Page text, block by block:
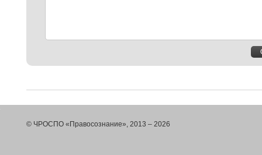
© ЧРОСПО «Правосознание», 2013 – 2026